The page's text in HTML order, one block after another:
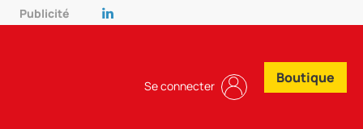
Publicité
Se connecter Boutique